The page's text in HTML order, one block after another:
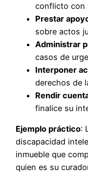
conflicto con
Prestar
sobre actos
Administrar
casos de
Interponer
derechos de
Rendir
finalice su
Ejemplo práctico:
discapacidad
inmueble que
quien es su